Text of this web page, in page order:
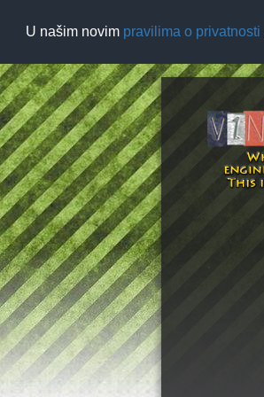
U našim novim pravilima o privatnosti